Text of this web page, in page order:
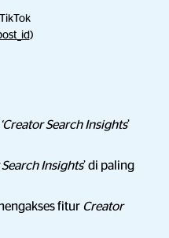
)
‘Creator Search Insights’
Insights’ di paling
fitur Creator